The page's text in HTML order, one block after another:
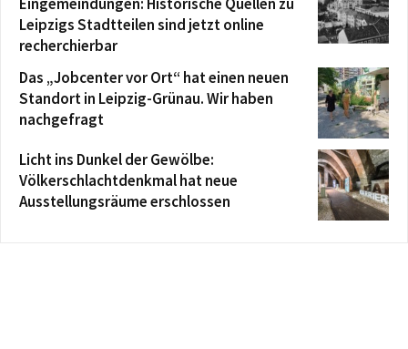
Leipzigs Stadtteilen sind jetzt online
recherchierbar
Das „Jobcenter vor Ort“ hat einen neuen
Standort in Leipzig-Grünau. Wir haben
nachgefragt
Licht ins Dunkel der Gewölbe:
Völkerschlachtdenkmal hat neue
Ausstellungsräume erschlossen